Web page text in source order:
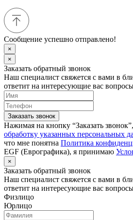
Сообщение успешно отправлено!
×
×
Заказать обратный звонок
Наш специалист свяжется с вами в
ответит на интересующие вас
Заказать звонок
Нажимая на кнопку “Заказать
обработку указанных персональных
что мне понятна Политика
EGF (Еврографика), я принимаю
×
Заказать обратный звонок
Наш специалист свяжется с вами в
ответит на интересующие вас
Физлицо
Юрлицо